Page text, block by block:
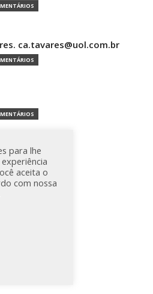
ca.tavares@uol.com.br
para lhe
aceita o
com nossa